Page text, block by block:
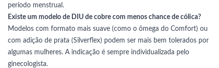
período menstrual.
Existe um modelo de DIU de cobre com menos chance de cólica?
Modelos com formato mais suave (como o ômega do Comfort) ou
com adição de prata (Silverflex) podem ser mais bem tolerados por
algumas mulheres. A indicação é sempre individualizada pelo
ginecologista.